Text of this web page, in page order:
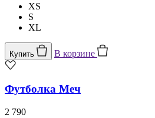
XS
S
XL
Купить В корзине
Футболка Меч
2 790